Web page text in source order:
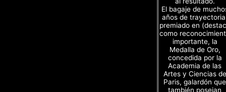
El bagaje de
años de
premiado en
como
importante, la
Medalla de Oro,
concedida por la
Academia de las
Artes y Ciencias de
Paris, galardón que
también poseian